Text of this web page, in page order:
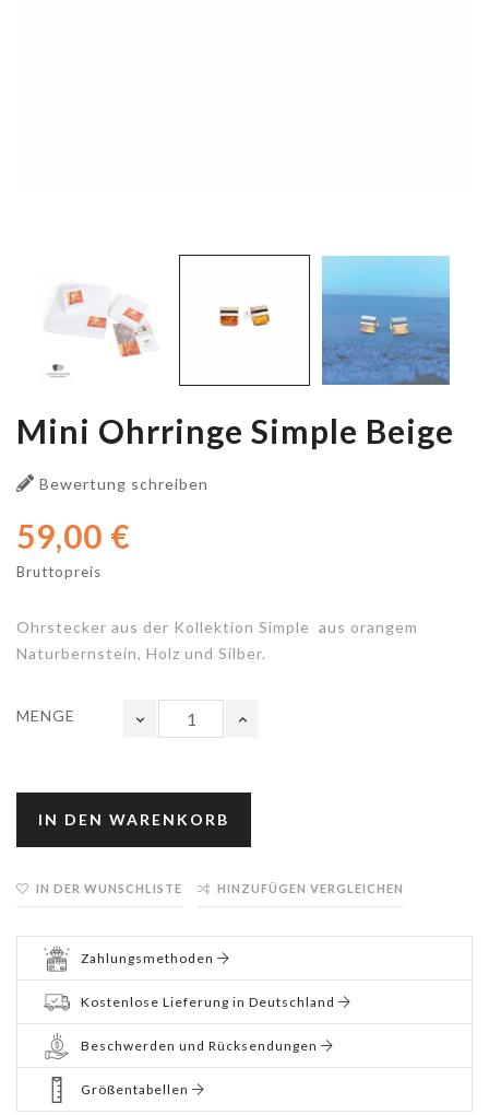
Mini Ohrringe Simple Beige
Bewertung schreiben
59,00 €
Bruttopreis
Ohrstecker aus der Kollektion Simple aus orangem
Naturbernstein, Holz und Silber.
MENGE
IN DEN WARENKORB
IN DER WUNSCHLISTE HINZUFÜGEN VERGLEICHEN
Zahlungsmethoden
Kostenlose Lieferung in Deutschland
Beschwerden und Rücksendungen
Größentabellen